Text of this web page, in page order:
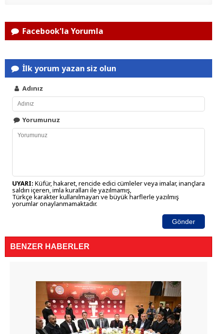
Facebook'la Yorumla
İlk yorum yazan siz olun
Adınız
Yorumunuz
UYARI: Küfür, hakaret, rencide edici cümleler veya imalar, inançlara
saldırı içeren, imla kuralları ile yazılmamış,
Türkçe karakter kullanılmayan ve büyük harflerle yazılmış
yorumlar onaylanmamaktadır.
Gönder
BENZER HABERLER